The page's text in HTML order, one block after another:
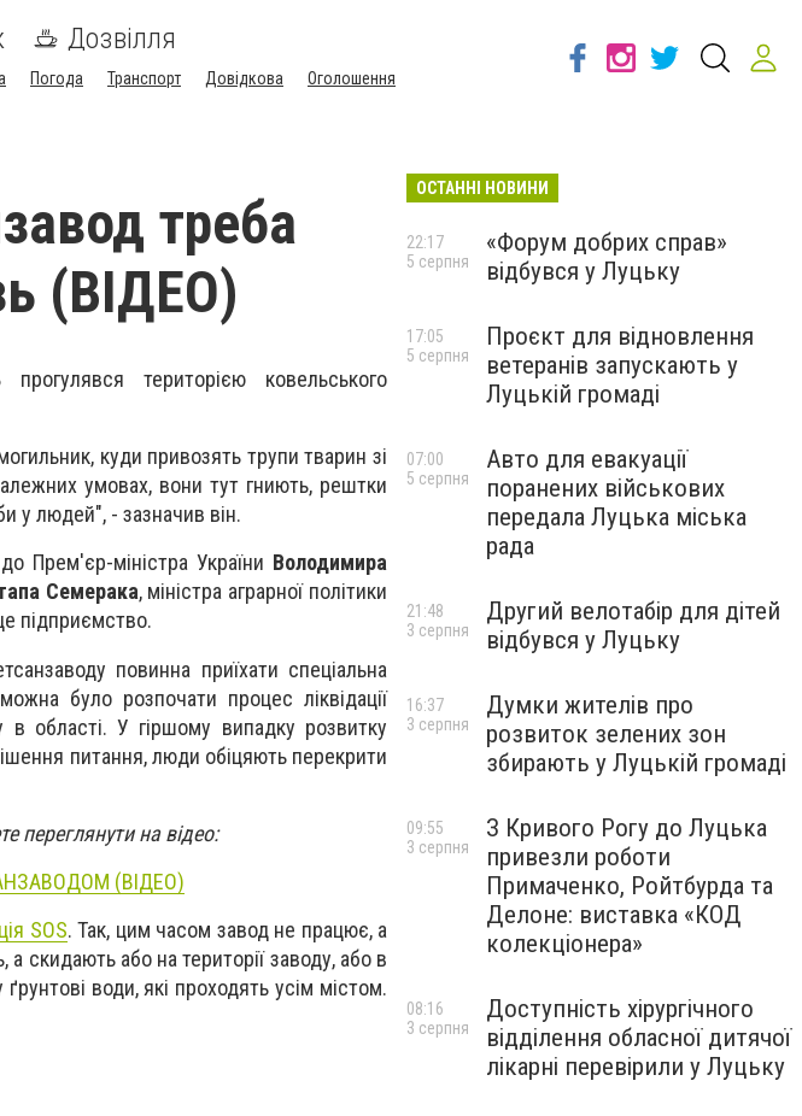
Дозвілля
Погода Транспорт Довідкова Оголошення
треба
(ВІДЕО)
прогулявся територією ковельського
куди привозять трупи тварин зі
умовах, вони тут гниють, рештки
у людей", - зазначив він.
Прем'єр-міністра України Володимира
Семерака, міністра аграрної політики
підприємство.
повинна приїхати спеціальна
було розпочати процес ліквідації
в області. У гіршому випадку розвитку
питання, люди обіцяють перекрити
переглянути на відео:
(ВІДЕО)
SOS. Так, цим часом завод не працює, а
а скидають або на території заводу, або в
води, які проходять усім містом.
ОСТАННІ НОВИНИ
«Форум добрих справ»
відбувся у Луцьку
22:17
5 серпня
Проєкт для відновлення
ветеранів запускають у
Луцькій громаді
17:05
5 серпня
Авто для евакуації
поранених військових
передала Луцька міська
рада
07:00
5 серпня
Другий велотабір для дітей
відбувся у Луцьку
21:48
3 серпня
Думки жителів про
розвиток зелених зон
збирають у Луцькій громаді
16:37
3 серпня
З Кривого Рогу до Луцька
привезли роботи
Примаченко, Ройтбурда та
Делоне: виставка «КОД
колекціонера»
09:55
3 серпня
Доступність хірургічного
відділення обласної дитячої
лікарні перевірили у Луцьку
08:16
3 серпня